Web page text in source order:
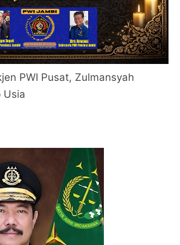
PWI Pusat, Zulmansyah
Usia